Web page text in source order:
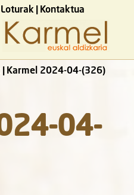
Loturak Kontaktua
Karmel 2024-04-(326)
04-